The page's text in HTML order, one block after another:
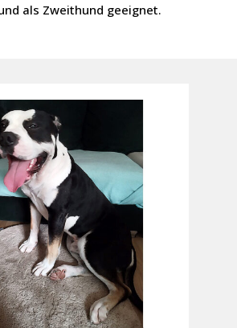
als Zweithund geeignet.